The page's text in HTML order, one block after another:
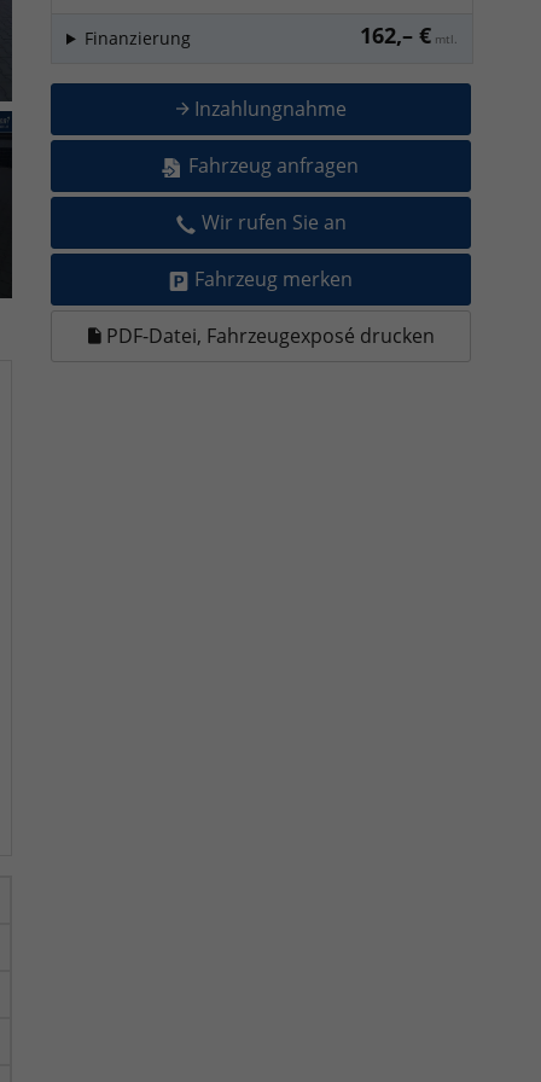
162,– € mtl.
Finanzierung
Inzahlungnahme
Fahrzeug anfragen
Wir rufen Sie an
Fahrzeug merken
PDF-Datei, Fahrzeugexposé drucken